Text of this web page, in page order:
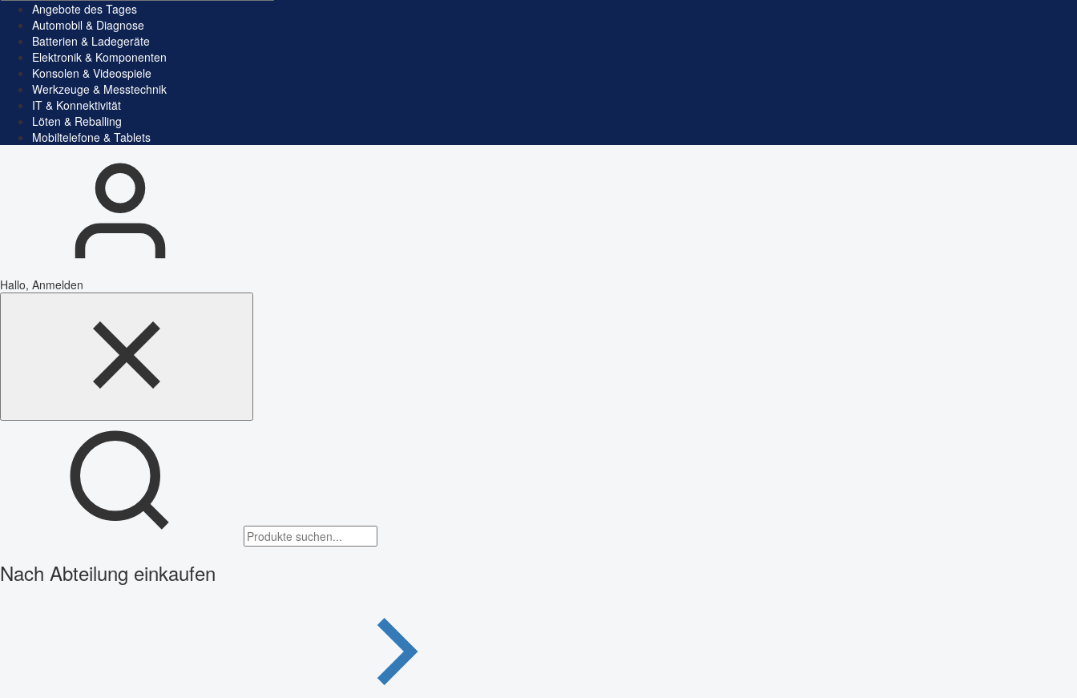
Angebote des Tages
Automobil & Diagnose
Batterien & Ladegeräte
Elektronik & Komponenten
Konsolen & Videospiele
Werkzeuge & Messtechnik
IT & Konnektivität
Löten & Reballing
Mobiltelefone & Tablets
Hallo, Anmelden
Nach Abteilung einkaufen